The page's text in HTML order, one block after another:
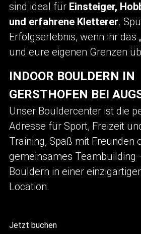
sind ideal für Einsteiger,
und erfahrene Kletterer.
Erfolgserlebnis, wenn ihr das
und eure eigenen Grenzen
INDOOR BOULDERN IN
GERSTHOFEN BEI
Unser Bouldercenter ist die
Adresse für Sport, Freizeit
Training, Spaß mit Freunden
gemeinsames Teambuilding
Bouldern in einer
Location.
Jetzt buchen